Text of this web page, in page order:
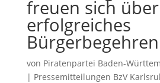
freuen sich über
erfolgreiches
Bürgerbegehren
von Piratenpartei Baden-
| Pressemitteilungen BzV